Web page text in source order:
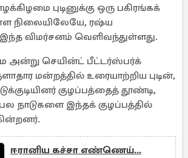
புடினுக்கு ஒரு பகிரங்கக்
நிலையிலேயே, ரஷ்ய
இந்த விமர்சனம் வெளிவந்துள்ளது.
அன்று செயின்ட் பீட்டர்ஸ்பர்க்
மன்றத்தில் உரையாற்றிய புடின்,
குழப்பத்தைத் தூண்டி,
நாடுகளை இந்தக் குழப்பத்தில்
ஈரானிய கச்சா எண்ணெய்...